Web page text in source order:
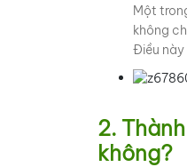
Một
không
Điều này
2.
không?